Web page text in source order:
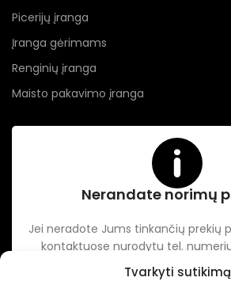
Tvarkyti sutikimą
Picerijų įranga
Įranga gėrimams
Renginių įranga
Maisto pakavimo įranga
Nerandate norimų
Jei neradote Jums tinkančių prekių
kontaktuose nurodytu tel.